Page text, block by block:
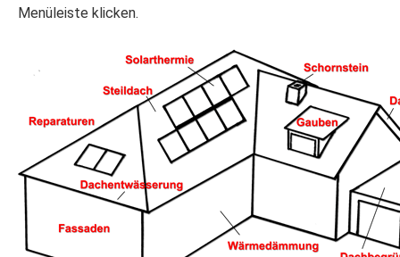
Menüleiste klicken.